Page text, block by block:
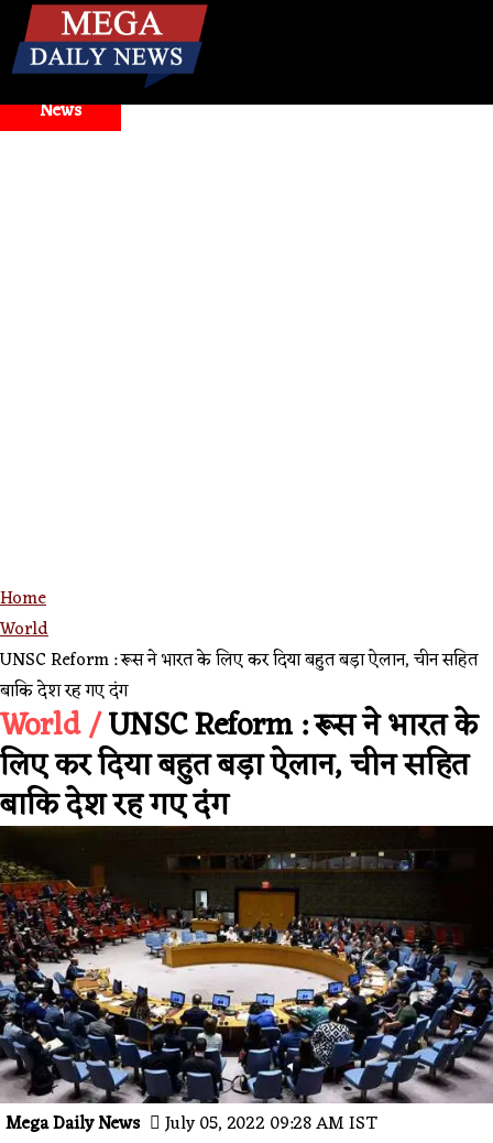
News
Home
World
UNSC Reform : रूस ने भारत के लिए कर दिया बहुत बड़ा ऐलान, चीन सहित
बाकि देश रह गए दंग
World /UNSC Reform : रूस ने भारत के
लिए कर दिया बहुत बड़ा ऐलान, चीन सहित
बाकि देश रह गए दंग
Mega Daily News July 05, 2022 09:28 AM IST